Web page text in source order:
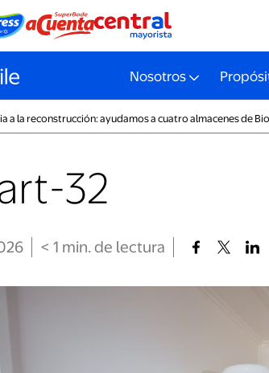
Nosotros
a la reconstrucción: ayudamos a cuatro almacenes de
32
< 1 min. de lectura